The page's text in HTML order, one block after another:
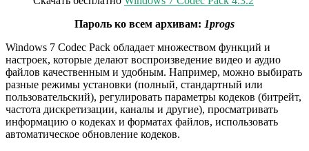
Пароль ко всем архивам: 1progs
Windows 7 Codec Pack обладает множеством функций и
настроек, которые делают воспроизведение видео и аудио
файлов качественным и удобным. Например, можно выбирать
разные режимы установки (полный, стандартный или
пользовательский), регулировать параметры кодеков (битрейт,
частота дискретизации, каналы и другие), просматривать
информацию о кодеках и форматах файлов, использовать
автоматическое обновление кодеков.